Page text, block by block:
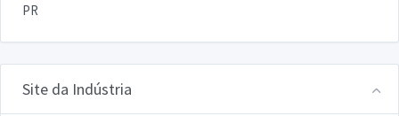
PR
Site da Indústria